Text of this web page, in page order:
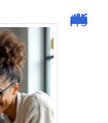
Malgrim com : tout ce que vous devez savoir sur la plateforme !